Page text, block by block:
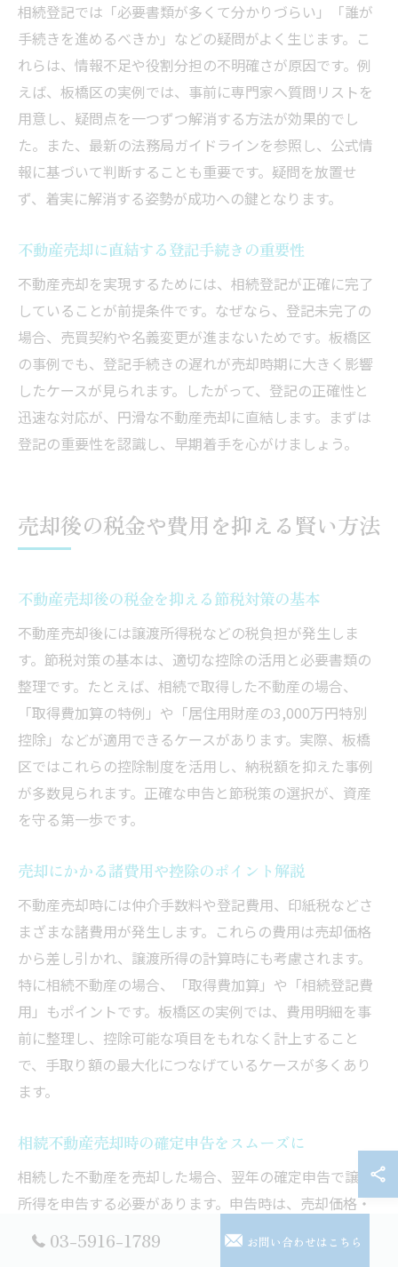
相続登記では「必要書類が多くて分かりづらい」「誰が
手続きを進めるべきか」などの疑問がよく生じます。こ
れらは、情報不足や役割分担の不明確さが原因です。例
えば、板橋区の実例では、事前に専門家へ質問リストを
用意し、疑問点を一つずつ解消する方法が効果的でし
た。また、最新の法務局ガイドラインを参照し、公式情
報に基づいて判断することも重要です。疑問を放置せ
ず、着実に解消する姿勢が成功への鍵となります。
不動産売却に直結する登記手続きの重要性
不動産売却を実現するためには、相続登記が正確に完了
していることが前提条件です。なぜなら、登記未完了の
場合、売買契約や名義変更が進まないためです。板橋区
の事例でも、登記手続きの遅れが売却時期に大きく影響
したケースが見られます。したがって、登記の正確性と
迅速な対応が、円滑な不動産売却に直結します。まずは
登記の重要性を認識し、早期着手を心がけましょう。
売却後の税金や費用を抑える賢い方法
不動産売却後の税金を抑える節税対策の基本
不動産売却後には譲渡所得税などの税負担が発生しま
す。節税対策の基本は、適切な控除の活用と必要書類の
整理です。たとえば、相続で取得した不動産の場合、
「取得費加算の特例」や「居住用財産の3,000万円特別
控除」などが適用できるケースがあります。実際、板橋
区ではこれらの控除制度を活用し、納税額を抑えた事例
が多数見られます。正確な申告と節税策の選択が、資産
を守る第一歩です。
売却にかかる諸費用や控除のポイント解説
不動産売却時には仲介手数料や登記費用、印紙税などさ
まざまな諸費用が発生します。これらの費用は売却価格
から差し引かれ、譲渡所得の計算時にも考慮されます。
特に相続不動産の場合、「取得費加算」や「相続登記費
用」もポイントです。板橋区の実例では、費用明細を事
前に整理し、控除可能な項目をもれなく計上すること
で、手取り額の最大化につなげているケースが多くあり
ます。
相続不動産売却時の確定申告をスムーズに
相続した不動産を売却した場合、翌年の確定申告で譲渡
所得を申告する必要があります。申告時は、売却価格・
取得費・各種費用や控除内容を正確にまとめておくこと
03-5916-1789 お問い合わせはこちら